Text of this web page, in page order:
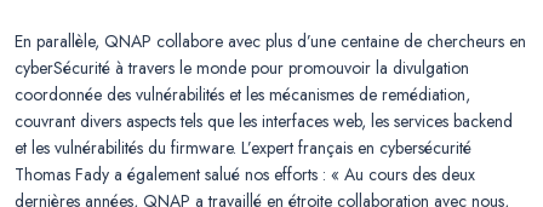
En parallèle, QNAP collabore avec plus d’une centaine de chercheurs en
cyberSécurité à travers le monde pour promouvoir la divulgation
coordonnée des vulnérabilités et les mécanismes de remédiation,
couvrant divers aspects tels que les interfaces web, les services backend
et les vulnérabilités du firmware. L’expert français en cybersécurité
Thomas Fady a également salué nos efforts : « Au cours des deux
dernières années, QNAP a travaillé en étroite collaboration avec nous,